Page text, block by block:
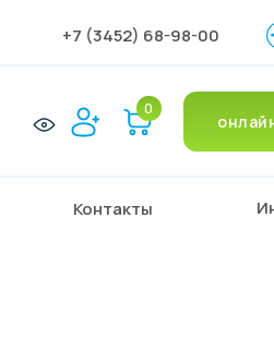
+7 (3452) 68-98-00
Контакты
0